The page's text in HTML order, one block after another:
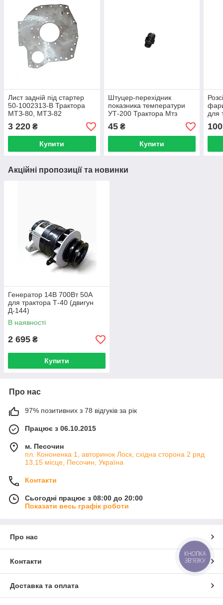
Лист задній під стартер
50-1002313-В Трактора
МТЗ-80, МТЗ-82
3 220 ₴
Купити
Штуцер-перехідник
показника температури
УТ-200 Трактора Мтз
45₴
Купити
для
100
Акційні пропозиції та новинки
Генератор 14В 700Вт 50А
для трактора Т-40 (двигун
Д-144)
В наявності
2 695 ₴
Купити
Про нас
97% позитивних з 78 відгуків за рік
Працює з 06.10.2015
м. Песочин
пл. Кононенка 1, авторинок Лоск, східна сторона 2 ряд
13,15 місце, Песочин, Україна
Контакти
Сьогодні працює з 08:00 до 20:00
Показати весь графік роботи
Про нас
Контакти
Доставка та оплата
КНОПКА
ЗВ'ЯЗКУ